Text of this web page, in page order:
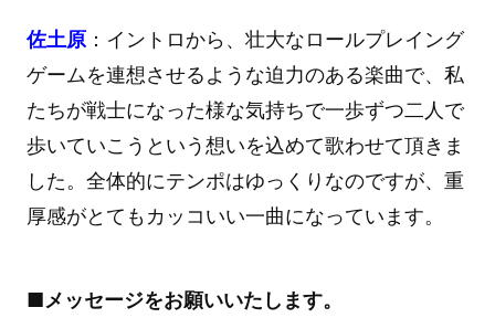
佐土原：イントロから、壮大なロールプレイング
ゲームを連想させるような迫力のある楽曲で、私
たちが戦士になった様な気持ちで一歩ずつ二人で
歩いていこうという想いを込めて歌わせて頂きま
した。全体的にテンポはゆっくりなのですが、重
厚感がとてもカッコいい一曲になっています。
■メッセージをお願いいたします。